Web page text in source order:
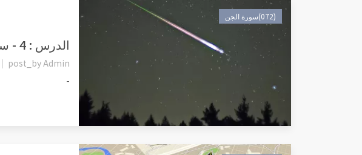
(072)سورة الجن
الدرس : 4 - سورة الجن - تفسير الآيات 1-17 ماهية الجن
post_byAdmin
-